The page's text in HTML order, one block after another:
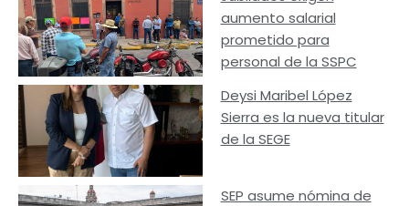
aumento salarial
prometido para
personal de la SSPC
Deysi Maribel López
Sierra es la nueva titular
de la SEGE
SEP asume nómina de